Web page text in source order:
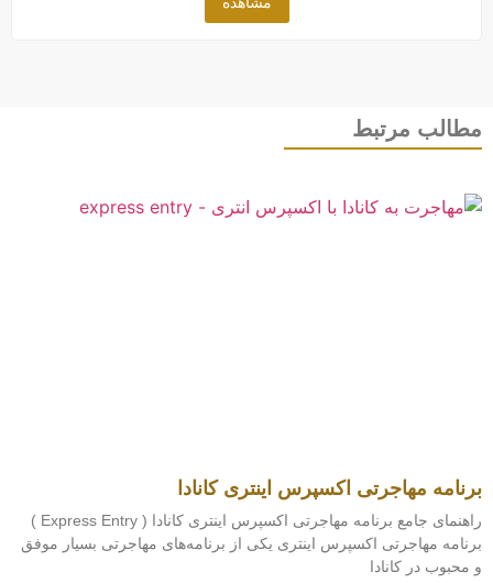
مرتبط
مهاجرتی اکسپرس اینتری کانادا
راهنمای جامع برنامه مهاجرتی اکسپرس اینتری کانادا ( Express Entry )
مهاجرتی اکسپرس اینتری یکی از برنامه‌های مهاجرتی بسیار موفق
در کانادا